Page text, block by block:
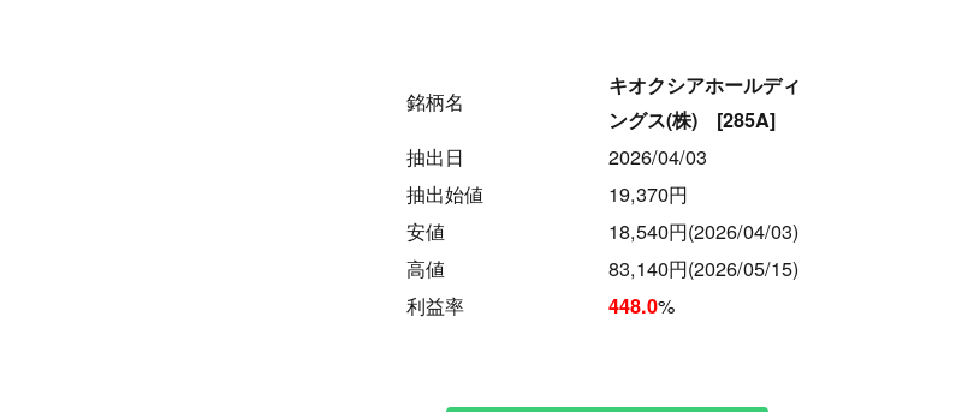
銘柄名
キオクシアホールディ
ングス(株) [285A]
抽出日
2026/04/03
抽出始値
19,370円
安値
18,540円(2026/04/03)
高値
83,140円(2026/05/15)
利益率
448.0%